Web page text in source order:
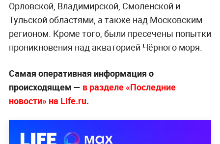
Орловской, Владимирской, Смоленской и
Тульской областями, а также над Московским
регионом. Кроме того, были пресечены попытки
проникновения над акваторией Чёрного моря.
Самая оперативная информация о
происходящем — в разделе «Последние
новости» на Life.ru.